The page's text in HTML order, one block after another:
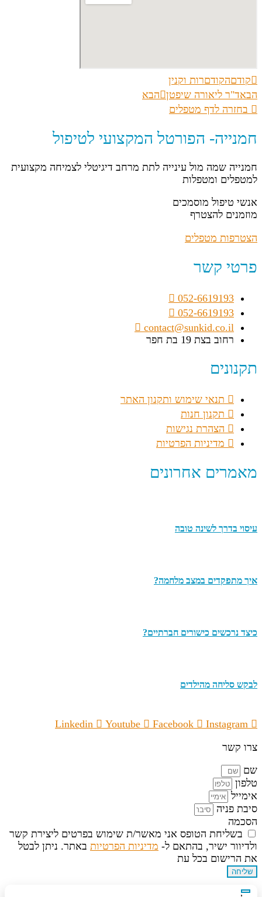
קודםהקודםרות וקנין
הבאד"ר ליאורה שיפטן הבא
בחזרה לדף מטפלים
חמנייה- הפורטל המקצועי לטיפול
חמנייה שמה מול עינייה לתת מרחב דיגיטלי לצמיחה מקצועית
למטפלים ומטפלות
אנשי טיפול מוסמכים
מוזמנים להצטרף
הצטרפות מטפלים
פרטי קשר
052-6619193
052-6619193
contact@sunkid.co.il
רחוב בצת 19 בת חפר
תקנונים
תנאי שימוש ותקנון האתר
תקנון חנות
הצהרת נגישות
מדיניות הפרטיות
מאמרים אחרונים
עיסוי בדרך לשינה טובה
איך מתפקדים במצב מלחמה?
כיצד נרכשים כישורים חברתיים?
לבקש סליחה מהילדים
Linkedin Youtube Facebook
Instagram
צרו קשר
שם
טלפון
אימייל
סיבת פניה
הסכמה
בשליחת הטופס אני מאשר/ת שימוש בפרטים ליצירת קשר
ולדיוור ישיר, בהתאם ל- מדיניות הפרטיות באתר. ניתן לבטל
את הרישום בכל עת
שליחה